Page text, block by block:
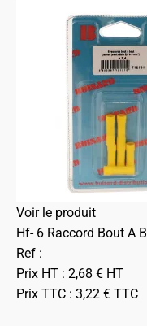
Voir le produit
Hf- 6 Raccord Bout A
Ref :
Prix HT : 2,68 € HT
Prix TTC : 3,22 € TTC